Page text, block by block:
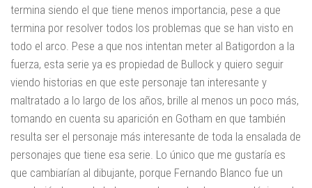
termina siendo el que tiene menos importancia, pese a que
termina por resolver todos los problemas que se han visto en
todo el arco. Pese a que nos intentan meter al Batigordon a la
fuerza, esta serie ya es propiedad de Bullock y quiero seguir
viendo historias en que este personaje tan interesante y
maltratado a lo largo de los años, brille al menos un poco más,
tomando en cuenta su aparición en Gotham en que también
resulta ser el personaje más interesante de toda la ensalada de
personajes que tiene esa serie. Lo único que me gustaría es
que cambiarían al dibujante, porque Fernando Blanco fue un